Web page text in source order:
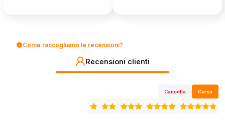
Come raccogliamo le recensioni?
Recensioni clienti
Cancella Cerca